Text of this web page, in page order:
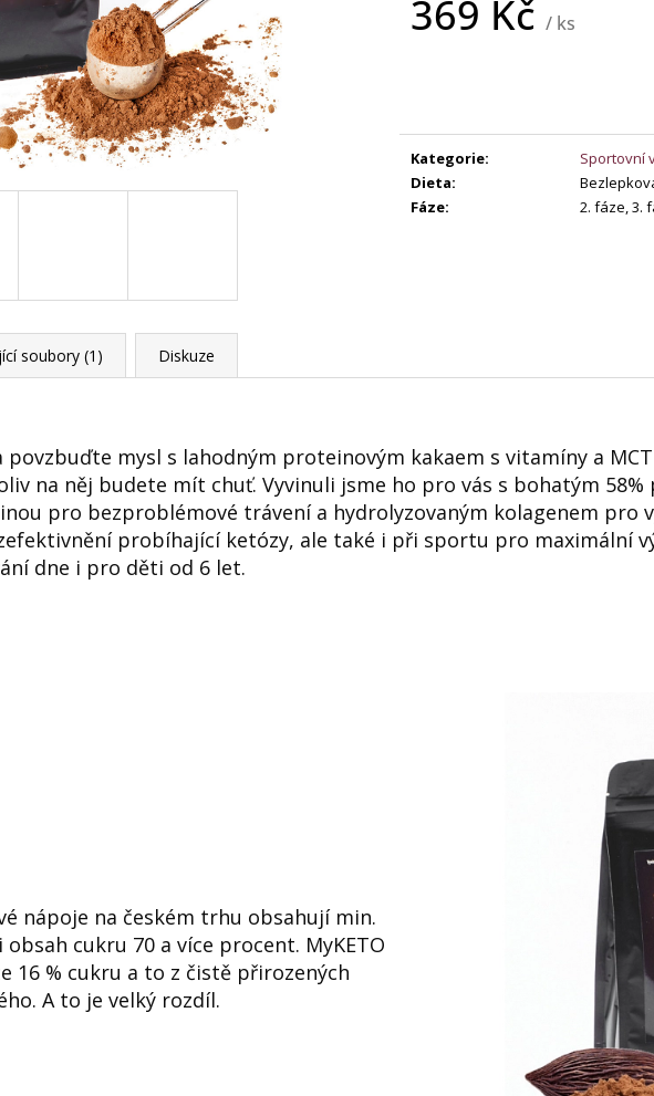
369 Kč / ks
Kategorie:
Sportovní
Dieta:
Fáze: 2. fáze, 3.
soubory (1) Diskuze
mysl s lahodným proteinovým kakaem s vitamíny a
na něj budete mít chuť. Vyvinuli jsme ho pro vás s bohatým
pro bezproblémové trávení a hydrolyzovaným kolagenem pro
probíhající ketózy, ale také i při sportu pro maximální
dne i pro děti od 6 let.
nápoje na českém trhu obsahují min.
cukru 70 a více procent. MyKETO
16 % cukru a to z čistě přirozených
A to je velký rozdíl.
147,60 Kč
Původně: 369 Kč
149 Kč